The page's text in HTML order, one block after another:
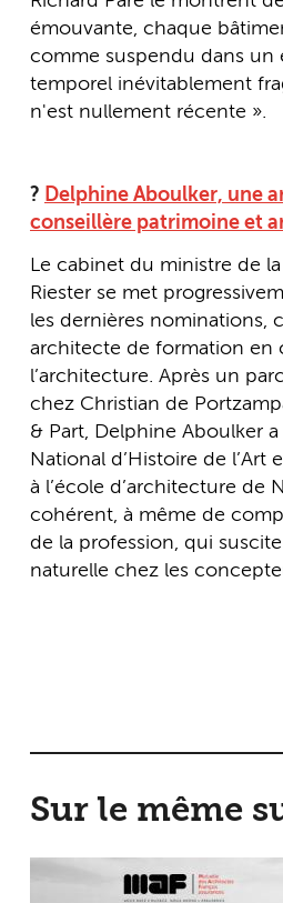
émouvante, chaque
comme suspendu dans un
temporel inévitablement
n'est nullement récente ».
? Delphine Aboulker, une
conseillère patrimoine et
Le cabinet du ministre de
Riester se met
les dernières nominations,
architecte de formation en
l’architecture. Après un
chez Christian de
& Part, Delphine Aboulker a
National d’Histoire de l’Art
à l’école d’architecture de
cohérent, à même de
de la profession, qui
naturelle chez les
Sur le même